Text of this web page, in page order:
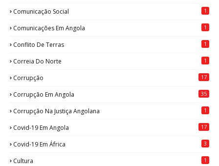
Comunicação Social 1
Comunicações Em Angola 1
Conflito De Terras 1
Correia Do Norte 1
Corrupção 17
Corrupção Em Angola 35
Corrupção Na Justiça Angolana 1
Covid-19 Em Angola 17
Covid-19 Em África 3
Cultura 1